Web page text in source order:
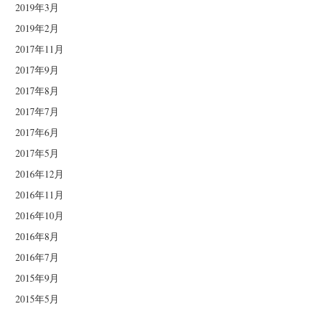
2019年3月
2019年2月
2017年11月
2017年9月
2017年8月
2017年7月
2017年6月
2017年5月
2016年12月
2016年11月
2016年10月
2016年8月
2016年7月
2015年9月
2015年5月